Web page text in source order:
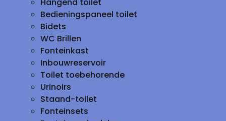
Bedieningspaneel toilet
Bidets
WC Brillen
Fonteinkast
Inbouwreservoir
Toilet toebehorende
Urinoirs
Staand-toilet
Fonteinsets